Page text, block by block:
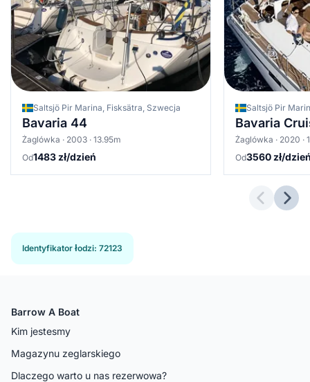
Saltsjö Pir Marina, Fisksätra, Szwecja
Bavaria 44
Żaglówka · 2003 · 13.95m
Od1483 zł/dzień
Saltsjö Pir
Bavaria
Żaglówka · 2020 ·
Od3560 zł/
Identyfikator łodzi: 72123
Barrow A Boat
Kim jestesmy
Magazynu zeglarskiego
Dlaczego warto u nas rezerwowa?